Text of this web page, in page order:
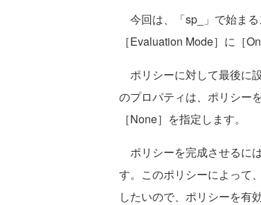
今回は、「sp_」で始まる
［Evaluation Mode］に［
ポリシーに対して最後に
のプロパティは、ポリシー
［None］を指定します。
ポリシーを完成させるに
す。このポリシーによって
したいので、ポリシーを有